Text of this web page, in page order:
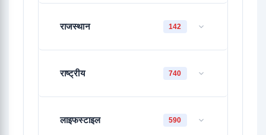
राजस्थान 142
राष्ट्रीय 740
लाइफस्टाइल 590